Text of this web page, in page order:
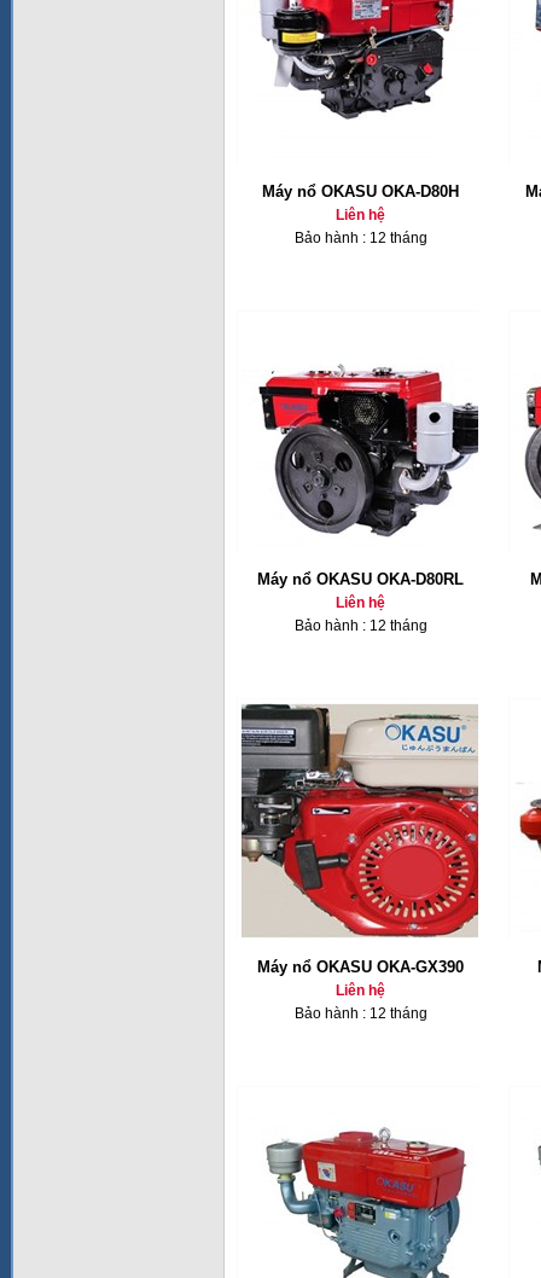
Máy nổ OKASU OKA-D80H
Liên hệ
Bảo hành : 12 tháng
Máy nổ OKASU OKA-D80RL
Liên hệ
Bảo hành : 12 tháng
Máy nổ OKASU OKA-GX390
Liên hệ
Bảo hành : 12 tháng